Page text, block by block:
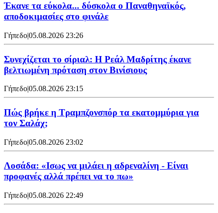
Έκανε τα εύκολα... δύσκολα ο Παναθηναϊκός,
αποδοκιμασίες στο φινάλε
Γήπεδο|05.08.2026 23:26
Συνεχίζεται το σίριαλ: Η Ρεάλ Μαδρίτης έκανε
βελτιωμένη πρόταση στον Βινίσιους
Γήπεδο|05.08.2026 23:15
Πώς βρήκε η Τραμπζονσπόρ τα εκατομμύρια για
τον Σαλάχ;
Γήπεδο|05.08.2026 23:02
Λοσάδα: «Ισως να μιλάει η αδρεναλίνη - Είναι
προφανές αλλά πρέπει να το πω»
Γήπεδο|05.08.2026 22:49